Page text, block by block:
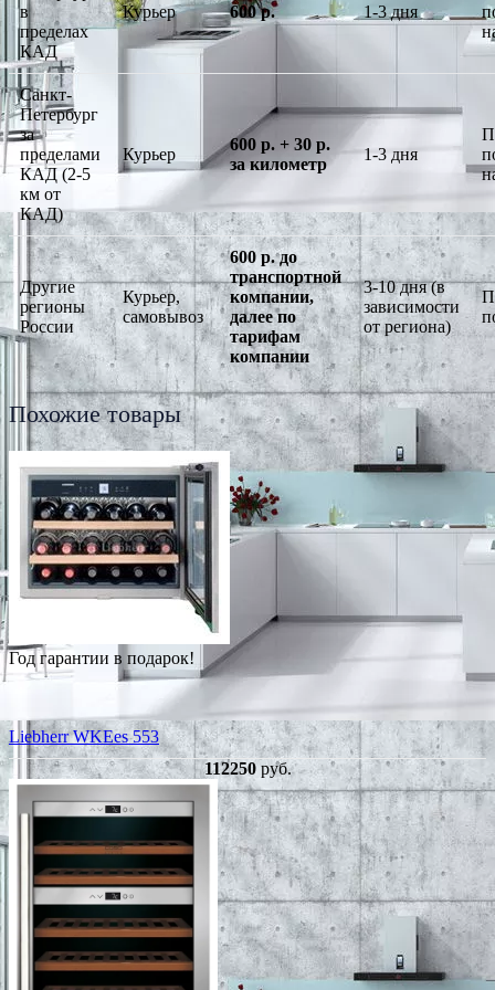
в
пределах
КАД
Курьер 600 р. 1-3 дня
Санкт-
Петербург
за
пределами
КАД (2-5
км от
КАД)
Курьер
600 р. + 30 р.
за километр
1-3 дня
Другие
регионы
России
Курьер,
самовывоз
600 р. до
транспортной
компании,
далее по
тарифам
компании
3-10 дня (в
зависимости
от региона)
Похожие товары
Год гарантии в подарок!
Liebherr WKEes 553
112250руб.